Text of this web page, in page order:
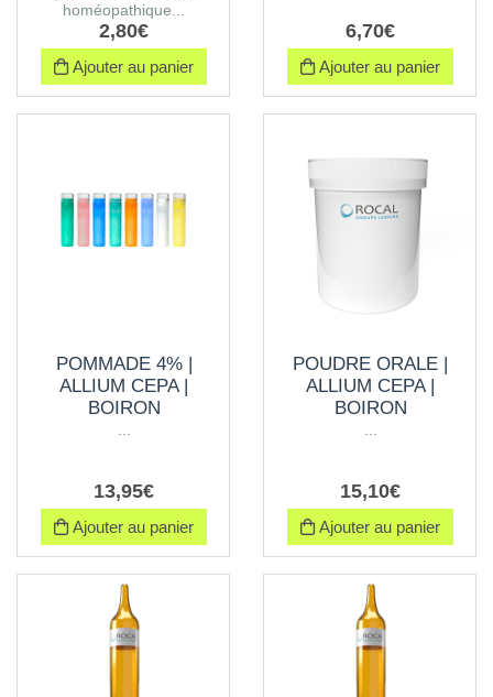
homéopathique...
2,80€
Ajouter au panier
6,70€
Ajouter au panier
POMMADE 4% |
ALLIUM CEPA |
BOIRON
13,95€
Ajouter au panier
POUDRE ORALE |
ALLIUM CEPA |
BOIRON
15,10€
Ajouter au panier